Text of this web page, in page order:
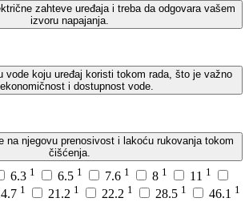
zahteve uređaja i treba da odgovara vašem
izvoru napajanja.
vode koju uređaj koristi tokom rada, što je važno
i dostupnost vode.
na njegovu prenosivost i lakoću rukovanja tokom
čišćenja.
6.3 1 6.5 1 7.6 1 8 1 11 1
1 21.2 1 22.2 1 28.5 1 46.1 1